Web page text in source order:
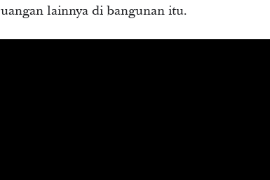
lainnya di bangunan itu.